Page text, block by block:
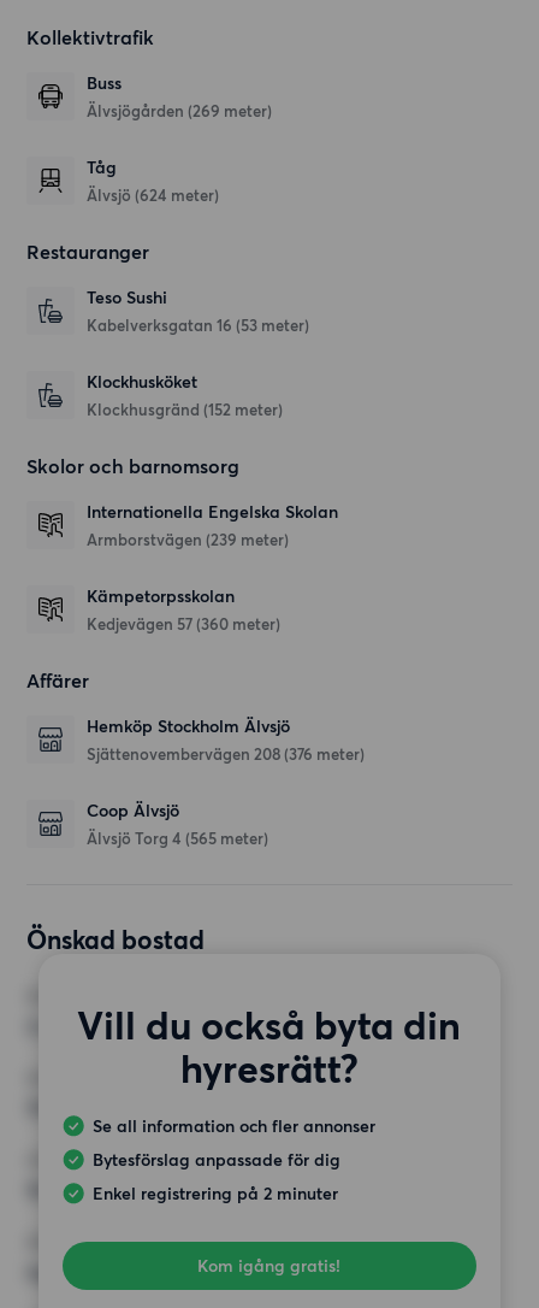
Kollektivtrafik
Buss
Älvsjögården (269 meter)
Tåg
Älvsjö (624 meter)
Restauranger
Teso Sushi
Kabelverksgatan 16 (53 meter)
Klockhusköket
Klockhusgränd (152 meter)
Skolor och barnomsorg
Internationella Engelska Skolan
Armborstvägen (239 meter)
Kämpetorpsskolan
Kedjevägen 57 (360 meter)
Affärer
Hemköp Stockholm Älvsjö
Sjättenovembervägen 208 (376 meter)
Coop Älvsjö
Älvsjö Torg 4 (565 meter)
Önskad bostad
Vill du också byta din
hyresrätt?
Se all information och fler annonser
Bytesförslag anpassade för dig
Enkel registrering på 2 minuter
Kom igång gratis!
MINST ANTAL KVADRATMETER
HÖGSTA HYRA
15 000 kr
Inga speciella krav